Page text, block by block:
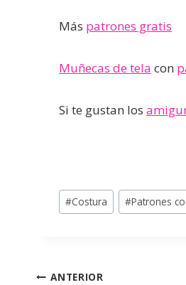
Más patrones gratis
Muñecas de tela con
Si te gustan los
#Costura #Patrones
ANTERIOR